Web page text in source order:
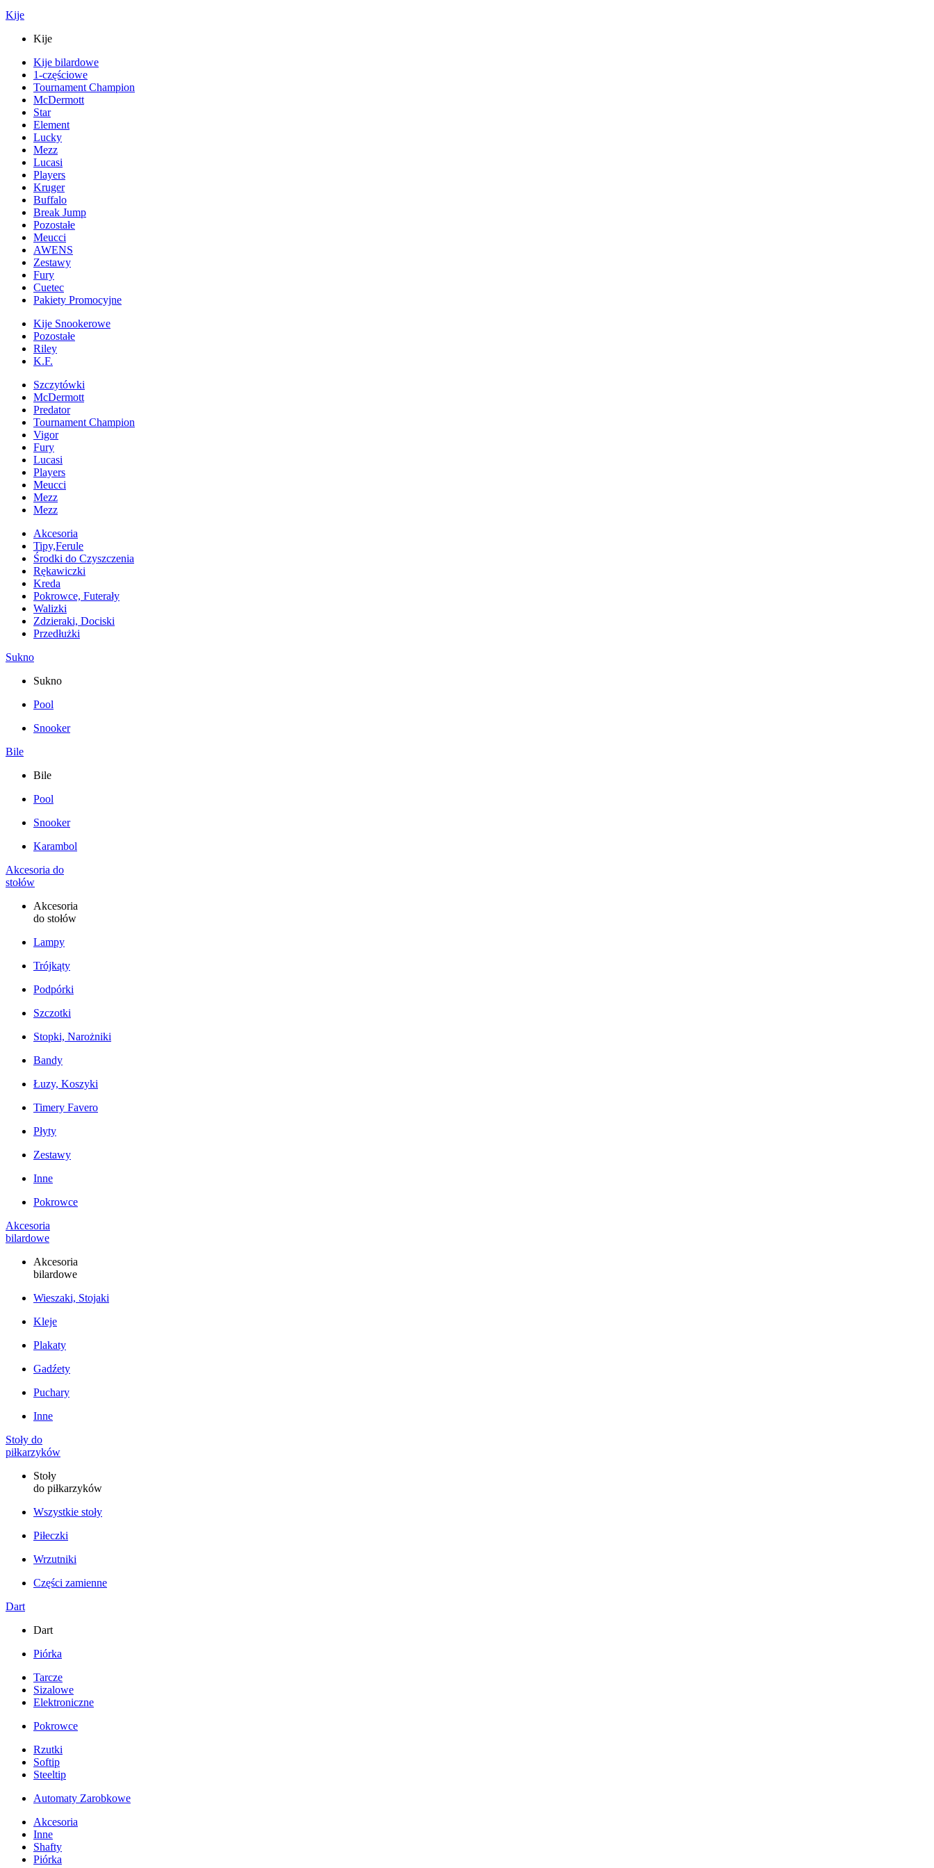
Kije
Kije
Kije bilardowe
1-częściowe
Tournament Champion
McDermott
Star
Element
Lucky
Mezz
Lucasi
Players
Kruger
Buffalo
Break Jump
Pozostałe
Meucci
AWENS
Zestawy
Fury
Cuetec
Pakiety Promocyjne
Kije Snookerowe
Pozostałe
Riley
K.F.
Szczytówki
McDermott
Predator
Tournament Champion
Vigor
Fury
Lucasi
Players
Meucci
Mezz
Mezz
Akcesoria
Tipy,Ferule
Środki do Czyszczenia
Rękawiczki
Kreda
Pokrowce, Futerały
Walizki
Zdzieraki, Dociski
Przedłużki
Sukno
Sukno
Pool
Snooker
Bile
Bile
Pool
Snooker
Karambol
Akcesoria do
stołów
Akcesoria
do stołów
Lampy
Trójkąty
Podpórki
Szczotki
Stopki, Narożniki
Bandy
Łuzy, Koszyki
Timery Favero
Płyty
Zestawy
Inne
Pokrowce
Akcesoria
bilardowe
Akcesoria
bilardowe
Wieszaki, Stojaki
Kleje
Plakaty
Gadźety
Puchary
Inne
Stoły do
piłkarzyków
Stoły
do piłkarzyków
Wszystkie stoły
Piłeczki
Wrzutniki
Części zamienne
Dart
Dart
Piórka
Tarcze
Sizalowe
Elektroniczne
Pokrowce
Rzutki
Softip
Steeltip
Automaty Zarobkowe
Akcesoria
Inne
Shafty
Piórka